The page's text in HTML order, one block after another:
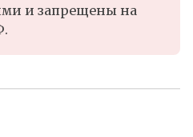
и запрещены на